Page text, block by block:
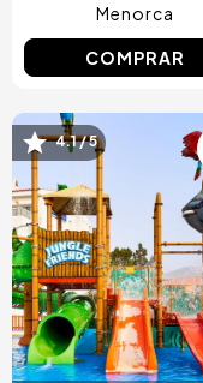
Menorca
COMPRAR
Image
4.1 / 5